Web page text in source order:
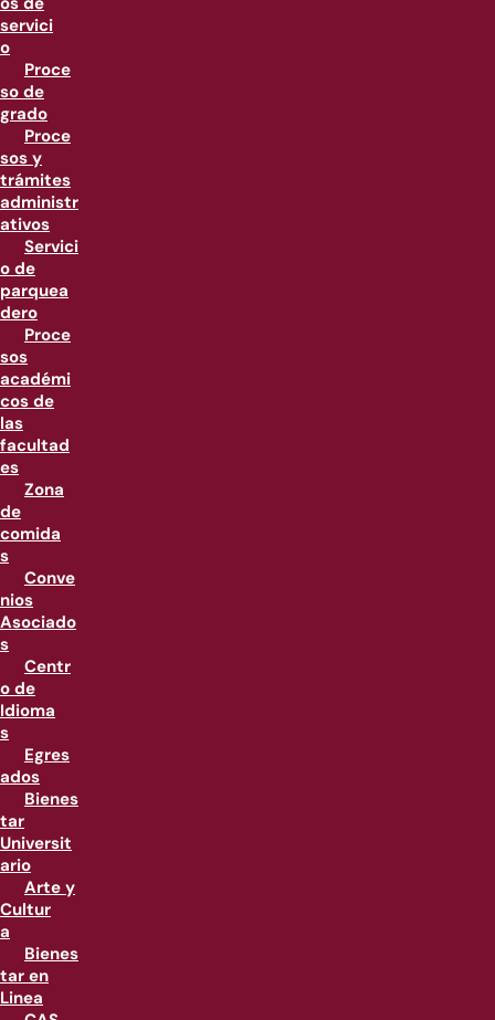
servici
o
Proce
so de
grado
Proce
sos y
trámites
administr
ativos
Servici
o de
parquea
dero
Proce
sos
académi
cos de
las
facultad
es
Zona
de
comida
s
Conve
nios
Asociado
s
Centr
o de
Idioma
s
Egres
ados
Bienes
tar
Universit
ario
Arte y
Cultur
a
Bienes
tar en
Linea